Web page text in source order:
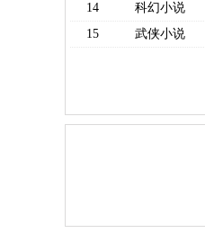
14
科幻小说
15
武侠小说